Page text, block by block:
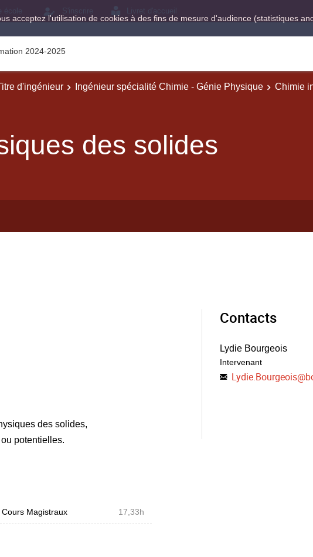
acceptez l'utilisation de cookies à des fins de mesure d'audience (statistiques
2024-2025
d'ingénieur Ingénieur spécialité Chimie - Génie Physique
Chimie
des solides
des solides,
potentielles.
Cours Magistraux 17,33h
Contacts
Lydie Bourgeois
Intervenant
Lydie.Bourgeois@